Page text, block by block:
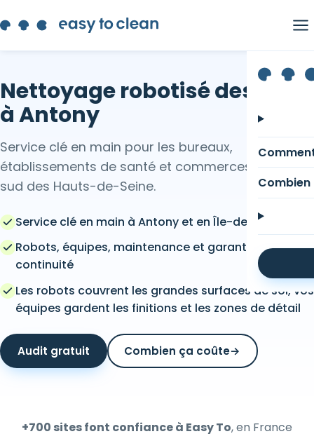
Nettoyage robotisé des sols
à Antony
Service clé en main pour les bureaux,
établissements de santé et commerces du
sud des Hauts-de-Seine.
Service clé en main à Antony et en Île-de-France
Robots, équipes, maintenance et garantie de
continuité
Les robots couvrent les grandes surfaces de sol, vos
équipes gardent les finitions et les zones de détail
Audit gratuit Combien ça coûte→
+700 sites font confiance à Easy To, en France